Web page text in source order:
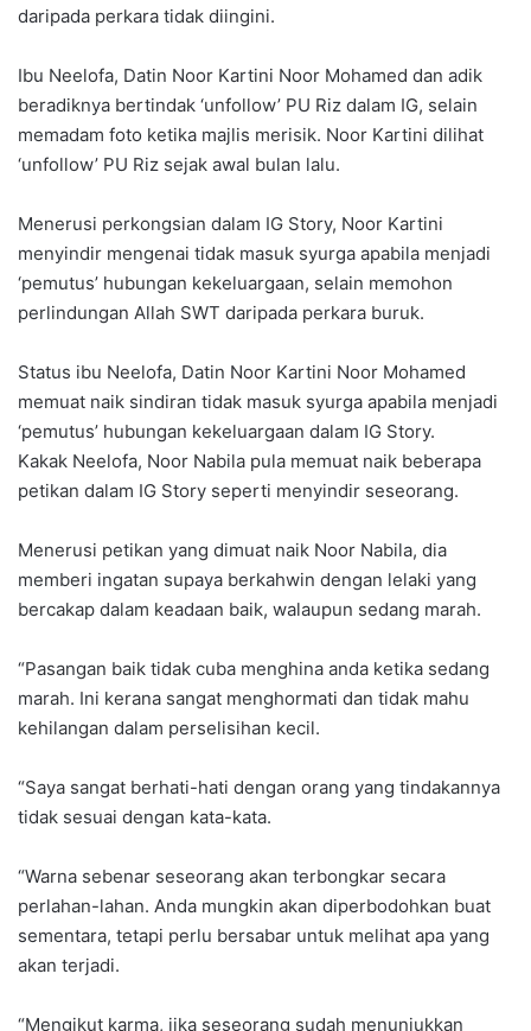
daripada perkara tidak diingini.
Ibu Neelofa, Datin Noor Kartini Noor Mohamed dan adik
beradiknya bertindak ‘unfollow’ PU Riz dalam IG, selain
memadam foto ketika majlis merisik. Noor Kartini dilihat
‘unfollow’ PU Riz sejak awal bulan lalu.
Menerusi perkongsian dalam IG Story, Noor Kartini
menyindir mengenai tidak masuk syurga apabila menjadi
‘pemutus’ hubungan kekeluargaan, selain memohon
perlindungan Allah SWT daripada perkara buruk.
Status ibu Neelofa, Datin Noor Kartini Noor Mohamed
memuat naik sindiran tidak masuk syurga apabila menjadi
‘pemutus’ hubungan kekeluargaan dalam IG Story.
Kakak Neelofa, Noor Nabila pula memuat naik beberapa
petikan dalam IG Story seperti menyindir seseorang.
Menerusi petikan yang dimuat naik Noor Nabila, dia
memberi ingatan supaya berkahwin dengan lelaki yang
bercakap dalam keadaan baik, walaupun sedang marah.
“Pasangan baik tidak cuba menghina anda ketika sedang
marah. Ini kerana sangat menghormati dan tidak mahu
kehilangan dalam perselisihan kecil.
“Saya sangat berhati-hati dengan orang yang tindakannya
tidak sesuai dengan kata-kata.
“Warna sebenar seseorang akan terbongkar secara
perlahan-lahan. Anda mungkin akan diperbodohkan buat
sementara, tetapi perlu bersabar untuk melihat apa yang
akan terjadi.
“Mengikut karma, jika seseorang sudah menunjukkan